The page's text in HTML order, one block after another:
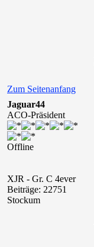
Zum Seitenanfang
Jaguar44
ACO-Präsident
Offline
XJR - Gr. C 4ever
Beiträge: 22751
Stockum